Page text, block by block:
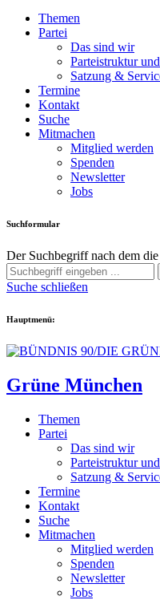
Themen
Partei
Das sind wir
Parteistruktur
Satzung &
Termine
Kontakt
Suche
Mitmachen
Mitglied werden
Spenden
Newsletter
Jobs
Suchformular
Der Suchbegriff nach dem
Suche schließen
Hauptmenü:
Grüne München
Themen
Partei
Das sind wir
Parteistruktur
Satzung &
Termine
Kontakt
Suche
Mitmachen
Mitglied werden
Spenden
Newsletter
Jobs